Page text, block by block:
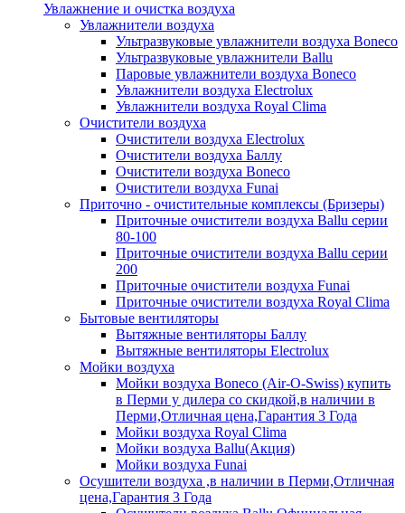
Увлажнение и очистка воздуха
Увлажнители воздуха
Ультразвуковые увлажнители воздуха Boneco
Ультразвуковые увлажнители Ballu
Паровые увлажнители воздуха Boneco
Увлажнители воздуха Electrolux
Увлажнители воздуха Royal Clima
Очистители воздуха
Очистители воздуха Electrolux
Очистители воздуха Баллу
Очистители воздуха Boneco
Очистители воздуха Funai
Приточно - очистительные комплексы (Бризеры)
Приточные очистители воздуха Ballu серии
80-100
Приточные очистители воздуха Ballu серии
200
Приточные очистители воздуха Funai
Приточные очистители воздуха Royal Clima
Бытовые вентиляторы
Вытяжные вентиляторы Баллу
Вытяжные вентиляторы Electrolux
Мойки воздуха
Мойки воздуха Boneco (Air-O-Swiss) купить
в Перми у дилера со скидкой,в наличии в
Перми,Отличная цена,Гарантия 3 Года
Мойки воздуха Royal Clima
Мойки воздуха Ballu(Акция)
Мойки воздуха Funai
Осушители воздуха ,в наличии в Перми,Отличная
цена,Гарантия 3 Года